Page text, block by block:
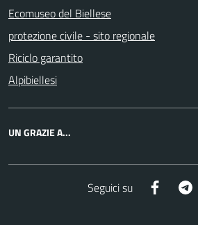
Ecomuseo del Biellese
protezione civile - sito regionale
Riciclo garantito
Alpibiellesi
UN GRAZIE A...
Seguici su Facebook